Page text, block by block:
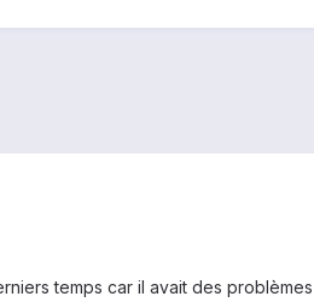
temps car il avait des